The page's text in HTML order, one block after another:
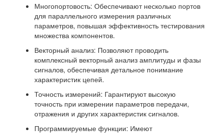
Многопортовость: Обеспечивают несколько портов
для параллельного измерения различных
параметров, повышая эффективность тестирования
множества компонентов.
Векторный анализ: Позволяют проводить
комплексный векторный анализ амплитуды и фазы
сигналов, обеспечивая детальное понимание
характеристик цепей.
Точность измерений: Гарантируют высокую
точность при измерении параметров передачи,
отражения и других характеристик сигналов.
Программируемые функции: Имеют